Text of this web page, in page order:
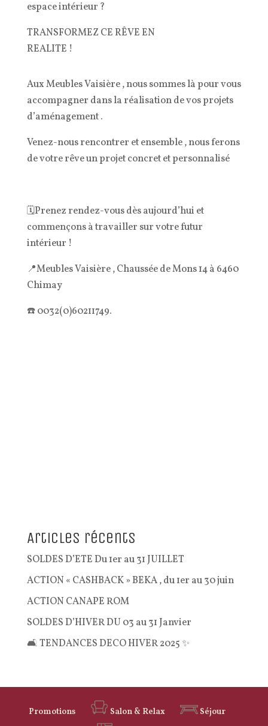
espace intérieur ?
TRANSFORMEZ CE RÊVE EN
REALITE !
Aux Meubles Vaisière , nous sommes là pour vous
accompagner dans la réalisation de vos projets
d’aménagement .
Venez-nous rencontrer et ensemble , nous ferons
de votre rêve un projet concret et personnalisé
🗓️Prenez rendez-vous dès aujourd’hui et
commençons à travailler sur votre futur
intérieur !
📍Meubles Vaisière , Chaussée de Mons 14 à 6460
Chimay
☎️ 0032(0)60211749.
Articles récents
SOLDES D’ETE Du 1er au 31 JUILLET
ACTION « CASHBACK » BEKA , du 1er au 30 juin
ACTION CANAPE ROM
SOLDES D’HIVER DU 03 au 31 Janvier
🛋️ TENDANCES DECO HIVER 2025 ✨
Promotions Salon & Relax Séjour